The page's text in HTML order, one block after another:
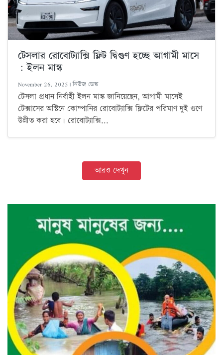
টেসলার রোবোট্যাক্সি ফ্লিট দ্বিগুণ হচ্ছে আগামী মাসে
: ইলন মাস্ক
November 26, 2025 | নিউজ ডেস্ক
টেসলা প্রধান নির্বাহী ইলন মাস্ক জানিয়েছেন, আগামী মাসেই
টেক্সাসের অস্টিনে কোম্পানির রোবোট্যাক্সি ফ্লিটের পরিমাণ দুই গুণে
উন্নীত করা হবে। রোবোট্যাক্সি...
আরও দেখুন